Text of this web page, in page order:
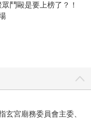
鬥毆是要上榜了？！
玄宮廟務委員會主委、